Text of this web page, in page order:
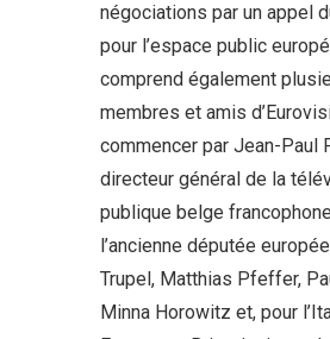
négociations par un appel
pour l’espace public
comprend également
membres et amis
commencer par Jean-Paul
directeur général de la
publique belge
l’ancienne députée
Trupel, Matthias Pfeffer,
Minna Horowitz et, pour